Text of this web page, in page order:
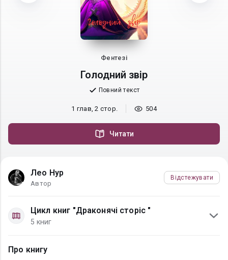
Фентезі
Голодний звiр
Повний текст
1 глав, 2 стор. 504
Читати
Лео Нур
Автор
Відстежувати
Цикл книг "Драконячi сторiс "
5 книг
Про книгу